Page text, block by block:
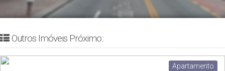
Outros Imóveis Próximo::
Apartamento